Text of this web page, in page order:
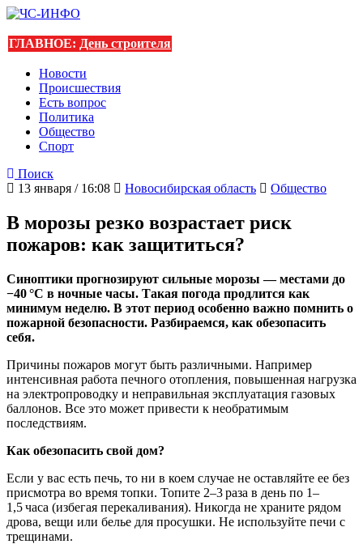
ГЛАВНОЕ: День строителя
Новости
Происшествия
Есть вопрос
Политика
Общество
Спорт
Поиск
13 января / 16:08
Новосибирская область Общество
В морозы резко возрастает риск
пожаров: как защититься?
Синоптики прогнозируют сильные морозы — местами до
−40 °C в ночные часы. Такая погода продлится как
минимум неделю. В этот период особенно важно помнить о
пожарной безопасности. Разбираемся, как обезопасить
себя.
Причины пожаров могут быть различными. Например
интенсивная работа печного отопления, повышенная нагрузка
на электропроводку и неправильная эксплуатация газовых
баллонов. Все это может привести к необратимым
последствиям.
Как обезопасить свой дом?
Если у вас есть печь, то ни в коем случае не оставляйте ее без
присмотра во время топки. Топите 2–3 раза в день по 1–
1,5 часа (избегая перекаливания). Никогда не храните рядом
дрова, вещи или белье для просушки. Не используйте печи с
трещинами.